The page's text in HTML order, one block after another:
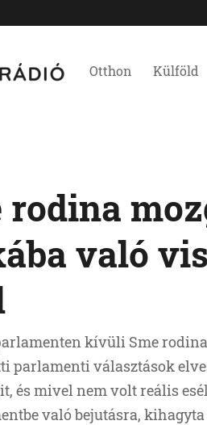
Otthon Külföld
rodina
való
kívüli Sme
parlamenti választások
és mivel nem volt reális
való bejutásra,